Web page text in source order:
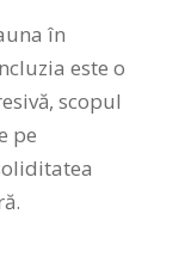
în
este o
scopul
pe